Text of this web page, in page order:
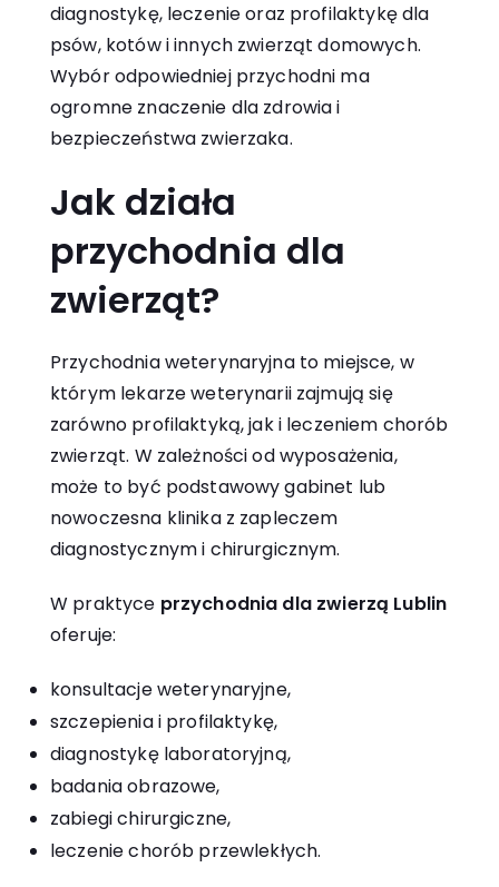
diagnostykę, leczenie oraz profilaktykę dla
psów, kotów i innych zwierząt domowych.
Wybór odpowiedniej przychodni ma
ogromne znaczenie dla zdrowia i
bezpieczeństwa zwierzaka.
Jak działa
przychodnia dla
zwierząt?
Przychodnia weterynaryjna to miejsce, w
którym lekarze weterynarii zajmują się
zarówno profilaktyką, jak i leczeniem chorób
zwierząt. W zależności od wyposażenia,
może to być podstawowy gabinet lub
nowoczesna klinika z zapleczem
diagnostycznym i chirurgicznym.
W praktyce przychodnia dla zwierzą Lublin
oferuje:
konsultacje weterynaryjne,
szczepienia i profilaktykę,
diagnostykę laboratoryjną,
badania obrazowe,
zabiegi chirurgiczne,
leczenie chorób przewlekłych.